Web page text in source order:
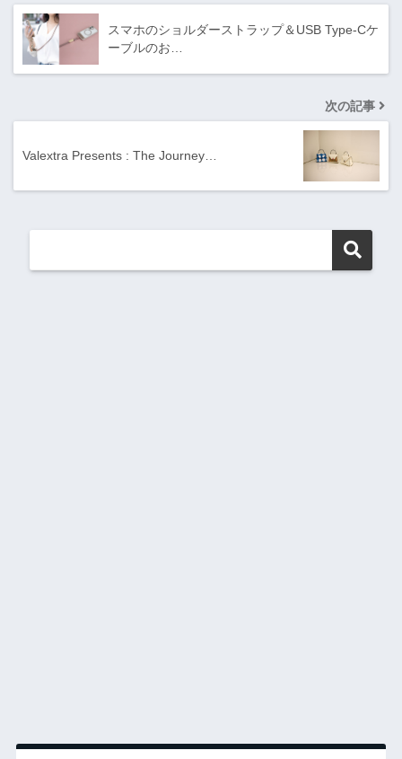
スマホのショルダーストラップ＆USB Type-Cケ
ーブルのお…
次の記事
Valextra Presents : The Journey…